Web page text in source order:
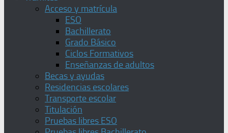
Acceso y matrícula
ESO
Bachillerato
Grado Básico
Ciclos Formativos
Enseñanzas de adultos
Becas y ayudas
Residencias escolares
Transporte escolar
Titulación
Pruebas libres ESO